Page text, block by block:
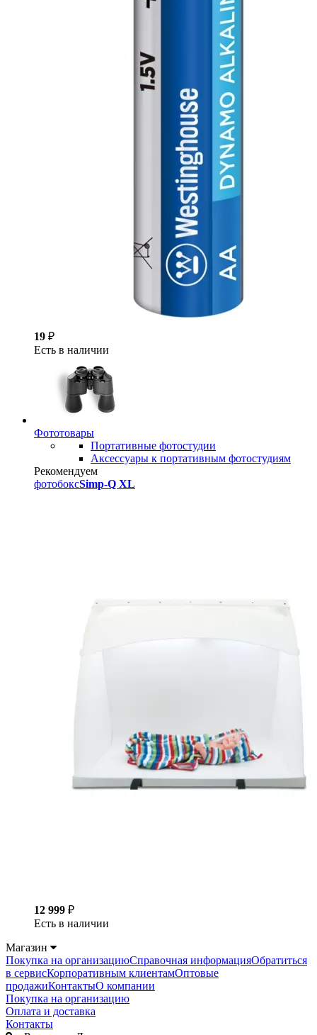
19 ₽
Есть в наличии
Фототовары
Портативные фотостудии
Аксессуары к портативным фотостудиям
Рекомендуем
фотобоксSimp-Q XL
12 999 ₽
Есть в наличии
Магазин
Покупка на организациюСправочная информацияОбратиться
в сервисКорпоративным клиентамОптовые
продажиКонтактыО компании
Покупка на организацию
Оплата и доставка
Контакты